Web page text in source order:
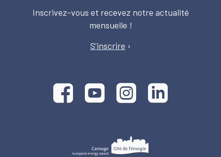
Inscrivez-vous et recevez notre actualité
mensuelle !
S'inscrire ›